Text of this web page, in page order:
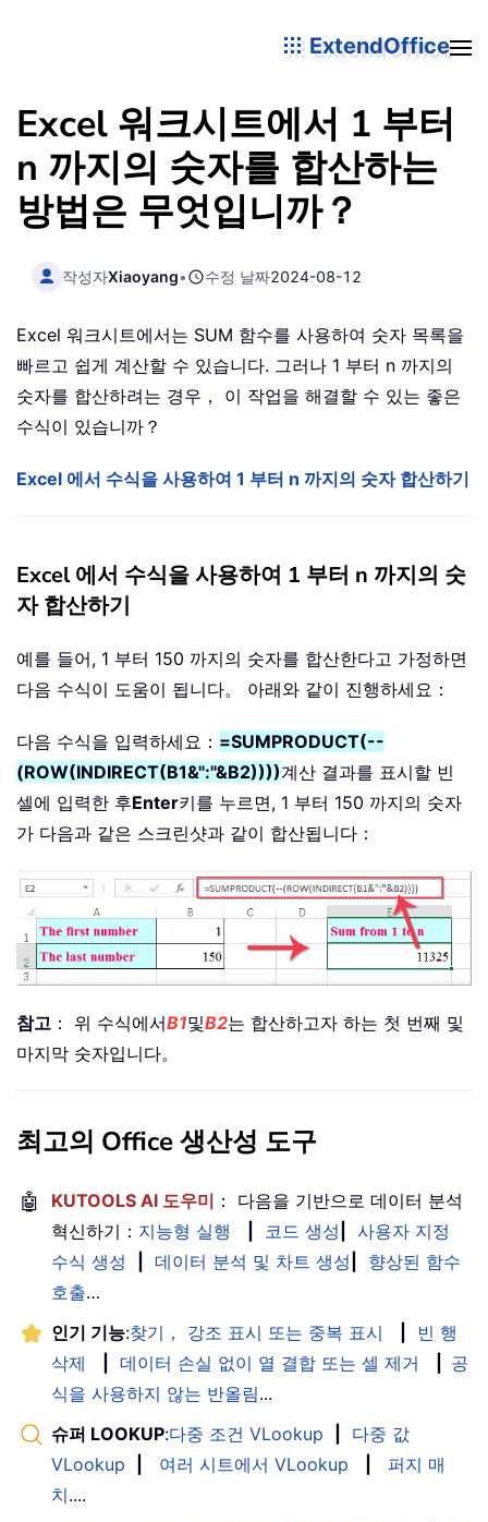
ExtendOffice
Excel 워크시트에서 1 부터
n 까지의 숫자를 합산하는
방법은 무엇입니까？
작성자Xiaoyang• 수정 날짜2024-08-12
Excel 워크시트에서는 SUM 함수를 사용하여 숫자 목록을
빠르고 쉽게 계산할 수 있습니다. 그러나 1 부터 n 까지의
숫자를 합산하려는 경우， 이 작업을 해결할 수 있는 좋은
수식이 있습니까？
Excel 에서 수식을 사용하여 1 부터 n 까지의 숫자 합산하기
Excel 에서 수식을 사용하여 1 부터 n 까지의 숫
자 합산하기
예를 들어, 1 부터 150 까지의 숫자를 합산한다고 가정하면
다음 수식이 도움이 됩니다。 아래와 같이 진행하세요：
다음 수식을 입력하세요： =SUMPRODUCT(--
(ROW(INDIRECT(B1&":"&B2))))계산 결과를 표시할 빈
셀에 입력한 후Enter키를 누르면, 1 부터 150 까지의 숫자
가 다음과 같은 스크린샷과 같이 합산됩니다：
참고 ： 위 수식에서B1및B2는 합산하고자 하는 첫 번째 및
마지막 숫자입니다。
최고의 Office 생산성 도구
🤖 KUTOOLS AI 도우미 ： 다음을 기반으로 데이터 분석
혁신하기： 지능형 실행 코드 생성
사용자 지정
수식 생성
데이터 분석 및 차트 생성
향상된 함수
호출…
인기 기능:찾기， 강조 표시 또는 중복 표시
빈 행
삭제
데이터 손실 없이 열 결합 또는 셀 제거
공
식을 사용하지 않는 반올림...
슈퍼 LOOKUP:다중 조건 VLookup
다중 값
VLookup
여러 시트에서 VLookup
퍼지 매
치....